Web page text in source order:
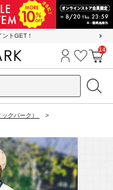
トGET！
ログイン
お気に
カ
14
クパーク）